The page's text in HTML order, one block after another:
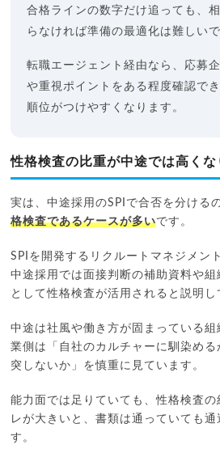
合格ラインの数字だけ追っても、
らなければ準備の最適化は難しいで
転職エージェント経由なら、応募
や重視ポイントをある程度確認で
順位がつけやすくなります。
性格検査の比重が中途では高くな
実は、中途採用のSPIで合否を分ける
格検査であるケースが多いです。
SPIを開発するリクルートマネジメン
中途採用では面接判断の補助資料や組
として性格検査が活用されると説明し
中途は社風や働き方が固まっている
業側は「自社のカルチャーに馴染め
突しないか」を慎重に見ています。
能力面では足りていても、性格検査
レが大きいと、書類は通っていても通
す。